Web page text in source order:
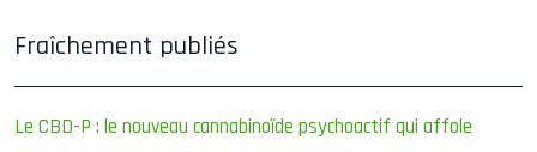
Fraîchement publiés
Le CBD-P : le nouveau cannabinoïde psychoactif qui affole